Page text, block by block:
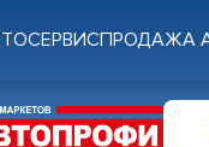
ПРОДАЖА